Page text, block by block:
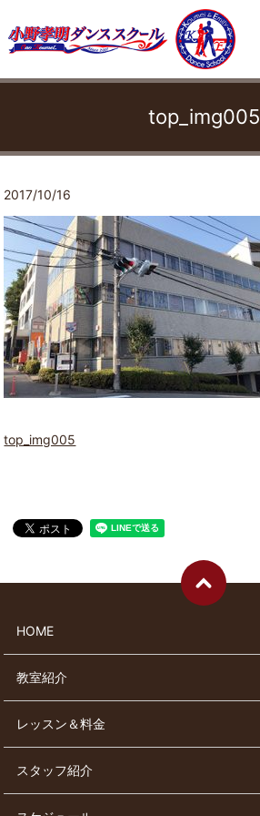
top_img005
2017/10/16
top_img005
HOME
教室紹介
レッスン＆料金
スタッフ紹介